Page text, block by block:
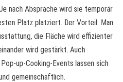
nach Absprache wird sie temporär
Platz platziert. Der Vorteil: Man
die Fläche wird effizienter
wird gestärkt. Auch
up-Cooking-Events lassen sich
gemeinschaftlich.